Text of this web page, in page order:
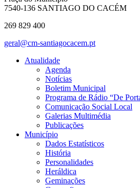
7540-136 SANTIAGO DO CACÉM
269 829 400
geral@cm-santiagocacem.pt
Atualidade
Agenda
Notícias
Boletim Municipal
Programa de Rádio “De
Comunicação Social Local
Galerias Multimédia
Publicações
Município
Dados Estatísticos
História
Personalidades
Heráldica
Geminações